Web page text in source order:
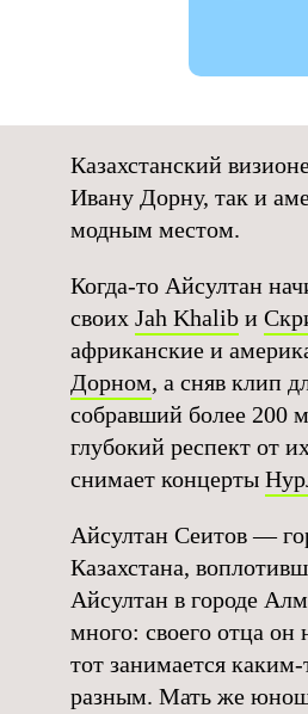
Казахстанский
Ивану Дорну, так и
модным местом.
Когда-то Айсултан
своих Jah Khalibи
африканские и
Дорном, а сняв клип
собравший более 200
глубокий респект от
снимает концерты
Айсултан Сеитов —
Казахстана,
Айсултан в городе
много: своего отца он
тот занимается
разным. Мать же